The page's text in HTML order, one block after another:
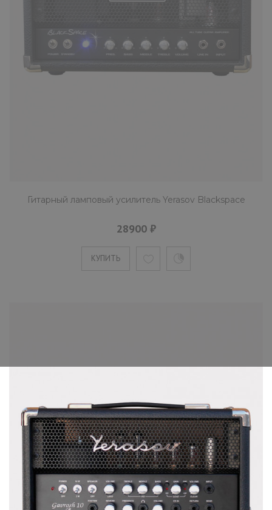
Гитарный ламповый усилитель Yerasov Blackspace
28900 ₽
КУПИТЬ